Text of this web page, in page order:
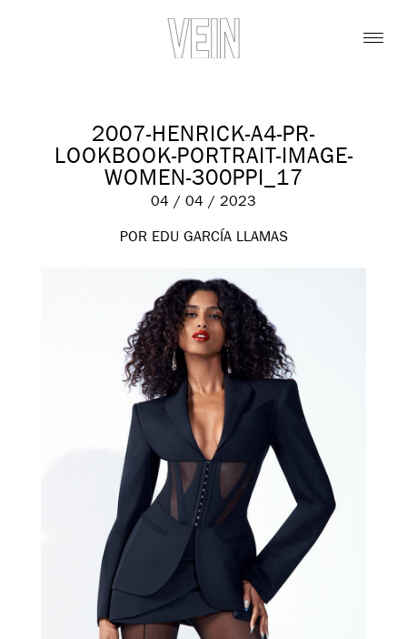
2007-HENRICK-A4-PR-
LOOKBOOK-PORTRAIT-IMAGE-
WOMEN-300PPI_17
04 / 04 / 2023
POR EDU GARCÍA LLAMAS